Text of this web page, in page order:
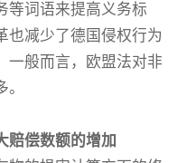
等词语来提高义务标
也减少了德国侵权行为
一般而言，欧盟法对非
赔偿数额的增加